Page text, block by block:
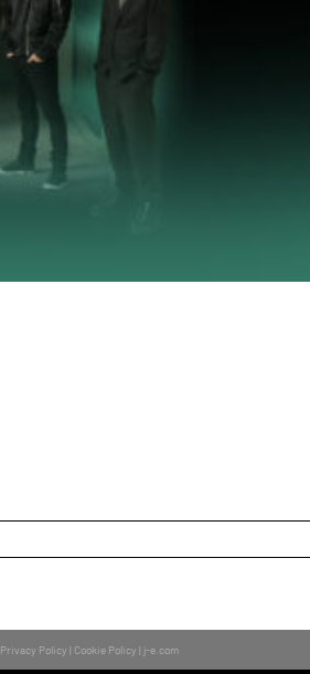
Privacy Policy | Cookie Policy | j-e.com